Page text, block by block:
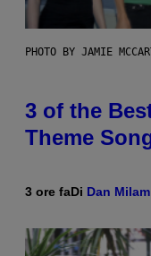
PHOTO BY JAMIE
3 of the
Theme
3 ore faDi Dan Milam